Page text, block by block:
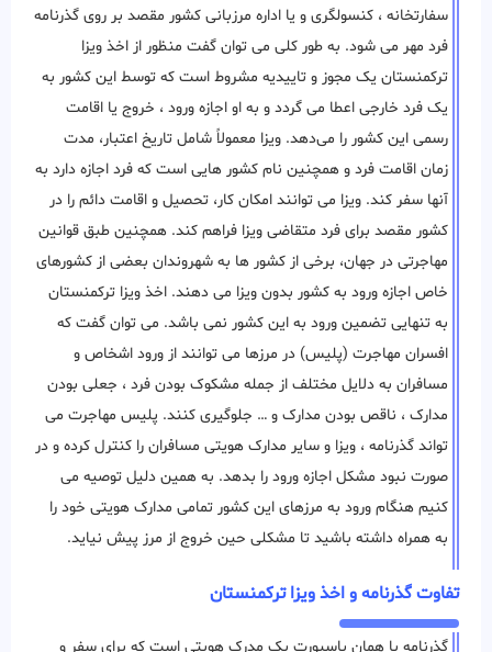
سفارتخانه ، کنسولگری و یا اداره مرزبانی کشور مقصد بر روی گذرنامه
فرد مهر می شود. به طور کلی می توان گفت منظور از اخذ ویزا
ترکمنستان یک مجوز و تاییدیه مشروط است که توسط این کشور به
یک فرد خارجی اعطا می ‌گردد و به او اجازه ورود ، خروج یا اقامت
رسمی این کشور را می‌دهد. ویزا معمولاً شامل تاریخ اعتبار، مدت
زمان اقامت فرد و همچنین نام کشور هایی است که فرد اجازه دارد به
آنها سفر کند. ویزا می توانند امکان کار، تحصیل و اقامت دائم را در
کشور مقصد برای فرد متقاضی ویزا فراهم کند. همچنین طبق قوانین
مهاجرتی در جهان، برخی از کشور ها به شهروندان بعضی از کشورهای
خاص اجازه ورود به کشور بدون ویزا می دهند. اخذ ویزا ترکمنستان
به تنهایی تضمین ورود به این کشور نمی باشد. می توان گفت که
افسران مهاجرت (پلیس) در مرزها می ‌توانند از ورود اشخاص و
مسافران به دلایل مختلف از جمله مشکوک بودن فرد ، جعلی بودن
مدارک ، ناقص بودن مدارک و … جلوگیری ‌کنند. پلیس مهاجرت می
تواند گذرنامه ، ویزا و سایر مدارک هویتی مسافران را کنترل کرده و در
صورت نبود مشکل اجازه ورود را بدهد. به همین دلیل توصیه می
کنیم هنگام ورود به مرزهای این کشور تمامی مدارک هویتی خود را
به همراه داشته باشید تا مشکلی حین خروج از مرز پیش نیاید.
تفاوت گذرنامه و اخذ ویزا ترکمنستان
گذرنامه یا همان پاسپورت یک مدرک هویتی است که برای سفر و